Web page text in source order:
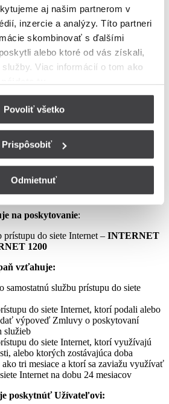
aj našim partnerom v
inzercie a analýzy. Títo partneri
skombinovať s ďalšími
alebo ktoré od vás získali,
Viac informácií o tom ako
Povoliť všetko
Prispôsobiť
Odmietnuť
sa riadia Zmluvou o poskytovaní verejne
všetkých jej súčastí, t.j. najmä
verejne dostupných služieb,
UPC Internet a Tarify jednorazových
kampane predstavujú mesačné
podľa týchto podmienok kampane a
aktuálne platných právnych
– Internet samostatne – LIS
na poskytovanie:
prístupu do siete Internet – INTERNET
1200
vzťahuje:
samostatnú službu prístupu do siete
do siete Internet, ktorí podali alebo
výpoveď Zmluvy o poskytovaní
služieb
do siete Internet, ktorí využívajú
alebo ktorých zostávajúca doba
ako tri mesiace a ktorí sa zaviažu využívať
Internet na dobu 24 mesiacov
poskytnúť Užívateľovi: